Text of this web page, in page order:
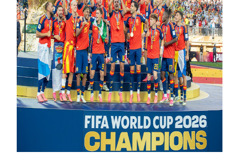
Athletes Unlimited Softball League 2026 - Las Utah
Mundial de piragüismo slalom 2026 (Oklahoma City,
Tour de Francia masculino 2026 - Tadej Pogacar
Mundial de Fórmula 1 2026 - Lando Norris consigue
Campeonato de Europa de high diving 2026 (París,